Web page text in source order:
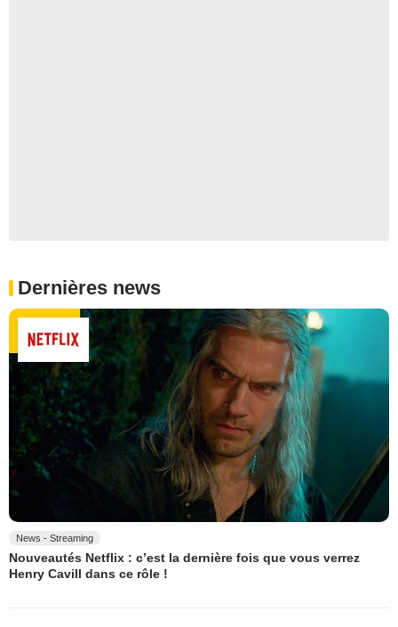
Dernières news
News - Streaming
Nouveautés Netflix : c’est la dernière fois que vous verrez
Henry Cavill dans ce rôle !